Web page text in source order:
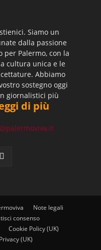
Siamo un
dalla passione
per Palermo, con la
cultura unica e le
Abbiamo
sostegno oggi
giornalistici più
di più
Note legali
consenso
Cookie Policy (UK)
(UK)